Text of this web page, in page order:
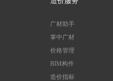
广材助手
掌中广材
价格管理
BIM构件
造价指标